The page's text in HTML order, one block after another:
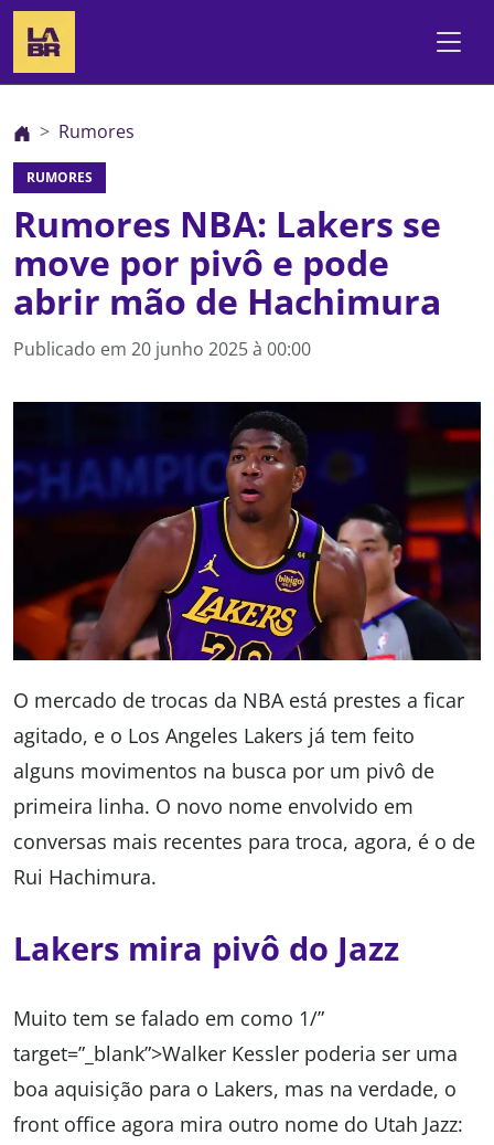
Rumores
RUMORES
Rumores NBA: Lakers se
move por pivô e pode
abrir mão de Hachimura
Publicado em 20 junho 2025 à 00:00
O mercado de trocas da NBA está prestes a ficar
agitado, e o Los Angeles Lakers já tem feito
alguns movimentos na busca por um pivô de
primeira linha. O novo nome envolvido em
conversas mais recentes para troca, agora, é o de
Rui Hachimura.
Lakers mira pivô do Jazz
Muito tem se falado em como 1/”
target=”_blank”>Walker Kessler poderia ser uma
boa aquisição para o Lakers, mas na verdade, o
front office agora mira outro nome do Utah Jazz: